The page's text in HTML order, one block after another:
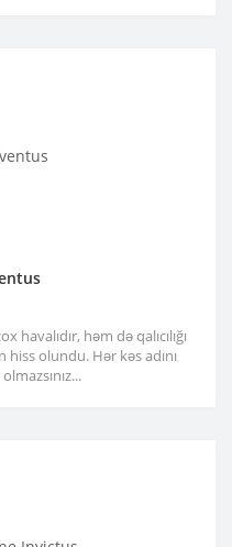
həm də qalıcılığı
olundu. Hər kəs adını